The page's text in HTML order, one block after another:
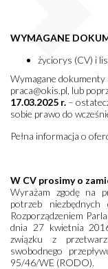
WYMAGANE
życiorys (CV) i
Wymagane dokumenty
praca@okis.pl, lub
17.03.2025 r. –
sobie prawo do
Pełna informacja o
W CV prosimy o
Wyrażam zgodę na
potrzeb
Rozporządzeniem
dnia 27 kwietnia
związku z
swobodnego
95/46/WE (RODO).